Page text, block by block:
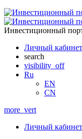
Инвестиционный
Личный кабинет
search
visibility_off
Ru
EN
CN
more_vert
Личный кабинет